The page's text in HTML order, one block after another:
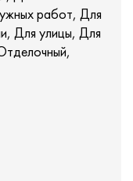
работ, Для
Для улицы, Для